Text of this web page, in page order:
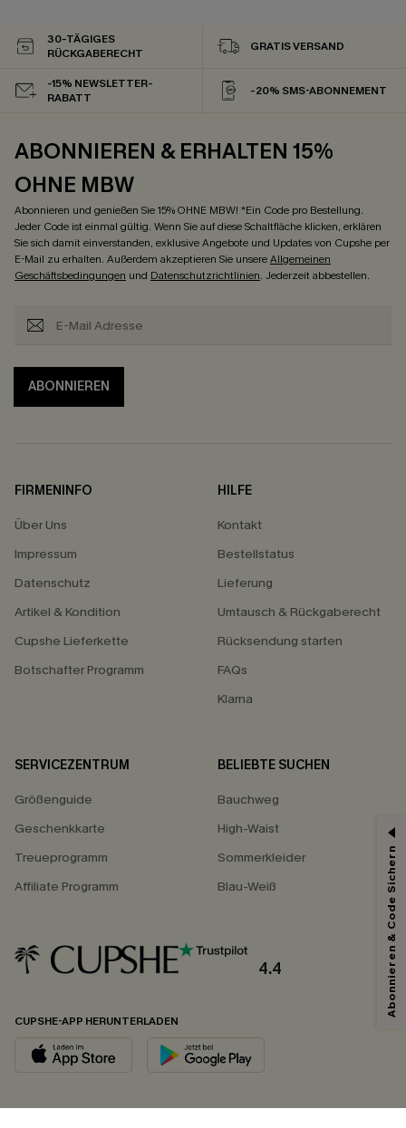
30-TÄGIGES
RÜCKGABERECHT
GRATIS VERSAND
-15% NEWSLETTER-
RABATT
-20% SMS-ABONNEMENT
ABONNIEREN & ERHALTEN 15%
OHNE MBW
Abonnieren und genießen Sie 15% OHNE MBW! *Ein Code pro Bestellung.
Jeder Code ist einmal gültig. Wenn Sie auf diese Schaltfläche klicken, erklären
Sie sich damit einverstanden, exklusive Angebote und Updates von Cupshe per
E-Mail zu erhalten. Außerdem akzeptieren Sie unsereAllgemeinen
Geschäftsbedingungen und Datenschutzrichtlinien. Jederzeit abbestellen.
ABONNIEREN
FIRMENINFO
Über Uns
Impressum
Datenschutz
Artikel & Kondition
Cupshe Lieferkette
Botschafter Programm
HILFE
Kontakt
Bestellstatus
Lieferung
Umtausch & Rückgaberecht
Rücksendung starten
FAQs
Klarna
SERVICEZENTRUM
Größenguide
Geschenkkarte
Treueprogramm
Affiliate Programm
BELIEBTE SUCHEN
Bauchweg
High-Waist
Sommerkleider
Blau-Weiß
4.4
CUPSHE-APP HERUNTERLADEN
Abonnieren & Code Sichern